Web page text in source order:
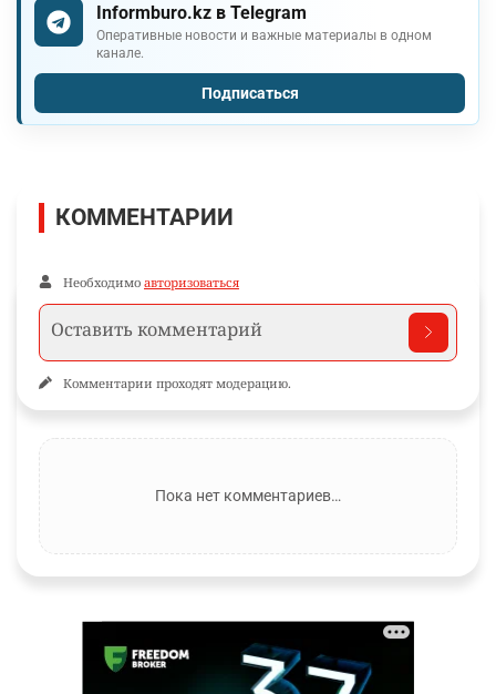
Informburo.kz в Telegram
Оперативные новости и важные материалы в одном
канале.
Подписаться
КОММЕНТАРИИ
Необходимо авторизоваться
Комментарии проходят модерацию.
Пока нет комментариев…